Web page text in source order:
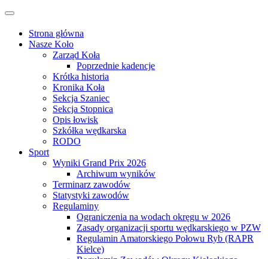
Przejdź
treści
Przełącz
Strona główna
Nasze Koło
Zarząd Koła
Poprzednie kadencje
Krótka historia
Kronika Koła
Sekcja Szaniec
Sekcja Stopnica
Opis łowisk
Szkółka wędkarska
RODO
Sport
Wyniki Grand Prix 2026
Archiwum wyników
Terminarz zawodów
Statystyki zawodów
Regulaminy
Ograniczenia na wodach okręgu w 2026
Zasady organizacji sportu wędkarskiego w PZW
Regulamin Amatorskiego Połowu Ryb (RAPR
Kielce)